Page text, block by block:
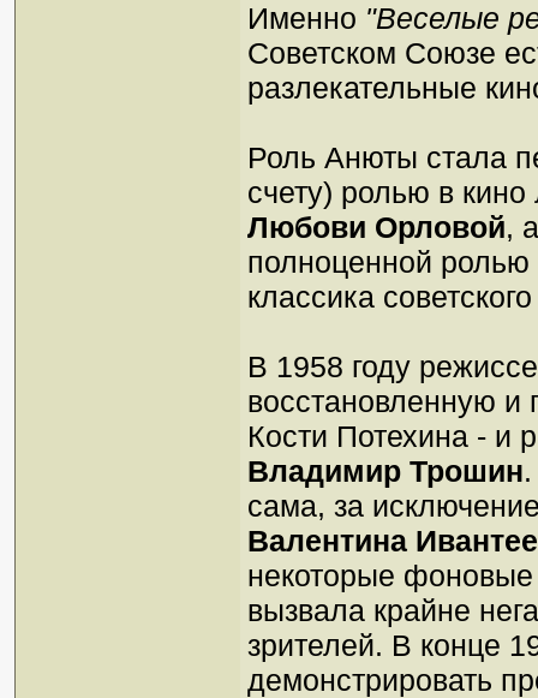
Именно "Веселые
Советском Союзе
разлекательные
Роль Анюты стала
счету) ролью в кино
Любови Орловой,
полноценной ролью
классика
В 1958 году
восстановленную
Кости Потехина - и
Владимир Трошин
сама, за
Валентина
некоторые фоновые
вызвала крайне
зрителей. В конце
демонстрировать